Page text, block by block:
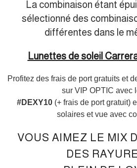
La combinaison étant
sélectionné des
différentes dans le
Lunettes de soleil
Profitez des frais de port gratuits et
sur VIP OPTIC avec
#DEXY10 (+ frais de port gratuit)
solaires et vue avec
VOUS AIMEZ LE MIX
DES